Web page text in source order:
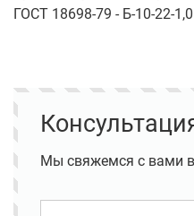
ГОСТ 18698-79 - Б-10-22-1,0
Мы свяжемся с вами